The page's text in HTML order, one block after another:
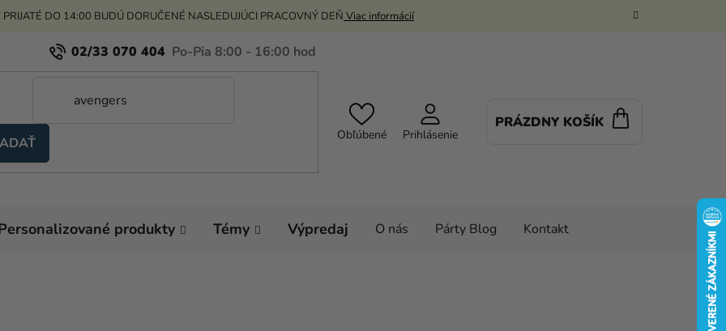
PRIJATÉ DO 14:00 BUDÚ DORUČENÉ NASLEDUJÚCI PRACOVNÝ DEŇ Viac informácií
02/33 070 404
Obľúbené Prihlásenie
PRÁZDNY KOŠÍK
produkty Témy Výpredaj O nás Párty Blog Kontakt